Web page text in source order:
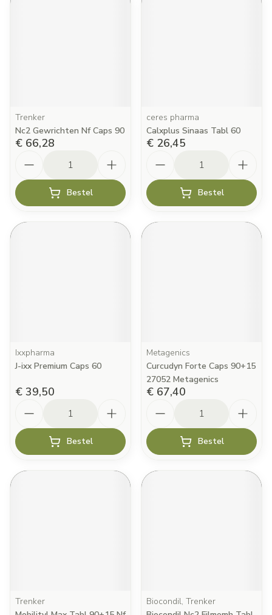
Trenker
Nc2 Gewrichten Nf Caps 90
€ 66,28
Bestel
ceres pharma
Calxplus Sinaas Tabl 60
€ 26,45
Bestel
Ixxpharma
J-ixx Premium Caps 60
€ 39,50
Bestel
Metagenics
Curcudyn Forte Caps 90+15
27052 Metagenics
€ 67,40
Bestel
Trenker
Biocondil, Trenker